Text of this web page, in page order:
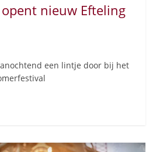
nieuw Efteling
een lintje door bij het